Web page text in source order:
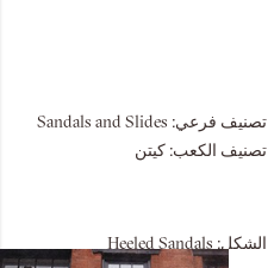
تصنيف فرعي: Sandals and Slides
تصنيف الكعب: كيتن
الشكل: Heeled Sandals